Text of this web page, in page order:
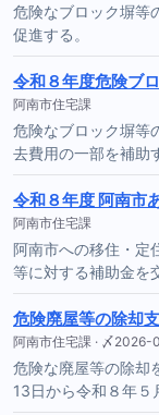
危険なブロック塀等
促進する。
令和８年度危険ブ
阿南市住宅課
危険なブロック塀等
去費用の一部を補助
令和８年度 阿南市
阿南市住宅課
阿南市への移住・定
等に対する補助金を
危険廃屋等の除却
阿南市住宅課 · 〆2026-
危険な廃屋等の除却
13日から令和８年５